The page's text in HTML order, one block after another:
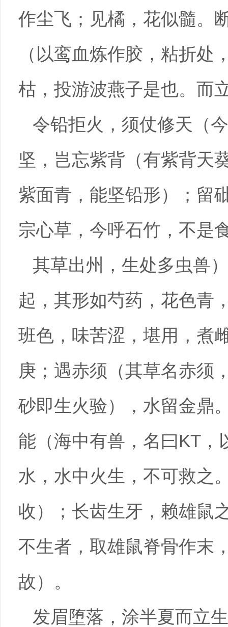
作尘飞；见橘，花似髓。
（以鸾血炼作胶，粘折处
枯，投游波燕子是也。而
令铅拒火，须仗修天（
坚，岂忘紫背（有紫背天
紫面青，能坚铅形）；留
宗心草，今呼石竹，不是
其草出州，生处多虫兽
起，其形如芍药，花色青
班色，味苦涩，堪用，煮
庚；遇赤须（其草名赤须
砂即生火验），水留金鼎
能（海中有兽，名曰KT，
水，水中火生，不可救之
收）；长齿生牙，赖雄鼠
不生者，取雄鼠脊骨作末
故）。
发眉堕落，涂半夏而立